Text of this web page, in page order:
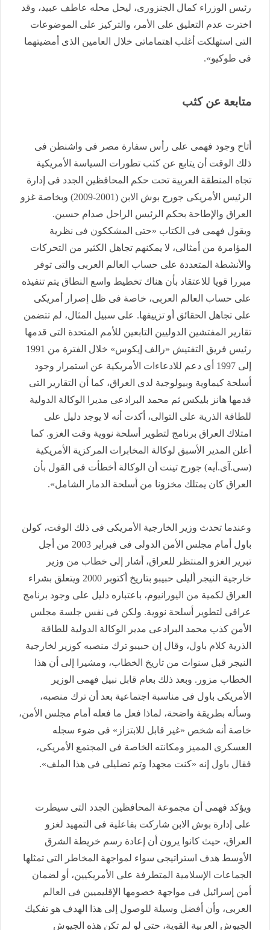
رئيس الوزراء كمال الجنزورى، ليحل محله عاطف عبيد، وقد
اخترت عدم التعليق على الأمر، والتركيز على الموضوعات
التى استهلكت أغلب اهتماماتى خلال العامين الذى أمضيتهما
فى طوكيو».
متابعة عن كثب
أتاح وجود فهمى على رأس سفارة مصر فى واشنطن فى
ذلك الوقت أن يتابع عن كثب تطورات السياسة الأمريكية
تجاه المنطقة العربية تحت حكم المحافظين الجدد فى إدارة
الرئيس الأمريكى جورج بوش الابن (2001-2009) وبخاصة غزو
العراق والإطاحة بحكم الرئيس الراحل صدام حسين.
ويقول فهمى فى الكتاب «حتى المشككون فى نظرية
المؤامرة من أمثالى، لا يمكنهم تجاهل الكثير من التحركات
والأنشطة المتعددة على حساب العالم العربى والتى توفر
مبررا قويا للاعتقاد بأن هناك تخطيط واسع النطاق يتم تنفيذه
على حساب العالم العربى، خاصة فى ظل إصرار أمريكى
على تجاهل الحقائق أو تزييفها. على سبيل المثال، لم تتضمن
تقارير المفتشين الدوليين التابعين للأمم المتحدة التى قدمها
رئيس فريق التفتيش «رالف إيكوس» خلال الفترة من 1991
إلى 1997 أى دعم للادعاءات الأمريكية عن استمرار وجود
أسلحة كيماوية وبيولوجية لدى العراق، كما أن التقارير التى
قدمها هانز بليكس ثم محمد البرادعى مديرا الوكالة الدولية
للطاقة الذرية على التوالى، أكدت أنه لا يوجد دليل على
امتلاك العراق برنامج لتطوير أسلحة نووية وقت الغزو. كما
أعلن المدير الأسبق لوكالة المخابرات المركزية الأمريكية
(سى.آى.أيه) جورج تينت أن الوكالة أخطأت فى القول بأن
العراق كان يمتلك مخزونا من أسلحة الدمار الشامل».
وعندما تحدث وزير الخارجية الأمريكى فى ذلك الوقت، كولن
باول أمام مجلس الأمن الدولى فى فبراير 2003 من أجل
تبرير الغزو المنتظر للعراق، أشار إلى خطاب من وزير
خارجية النيجر أليلى حبيبو بتاريخ أكتوبر 2000 ويتعلق بشراء
العراق لكمية من اليورانيوم، باعتباره دليل على وجود برنامج
عراقى لتطوير أسلحة نووية. ولكن فى نفس جلسة مجلس
الأمن كذب محمد البرادعى مدير الوكالة الدولية للطاقة
الذرية كلام باول، وقال إن حبيبو ترك منصبه كوزير لخارجية
النيجر قبل سنوات من تاريخ الخطاب، ومشيرا إلى أن هذا
الخطاب مزور. وبعد ذلك بعام قابل نبيل فهمى الوزير
الأمريكى باول فى مناسبة اجتماعية بعد أن ترك منصبه،
وسأله بطريقة واضحة، لماذا فعل ما فعله أمام مجلس الأمن،
خاصة أنه شخص «غير قابل للابتزاز» فى ضوء سجله
العسكرى المميز ومكانته الخاصة فى المجتمع الأمريكى،
فقال باول إنه «كنت مجهدا وتم تضليلى فى هذا الملف».
ويؤكد فهمى أن مجموعة المحافظين الجدد التى سيطرت
على إدارة بوش الابن شاركت بفاعلية فى التمهيد لغزو
العراق، حيث كانوا يرون أن إعادة رسم خريطة الشرق
الأوسط هدف استراتيجى سواء لمواجهة المخاطر التى تمثلها
الجماعات الإسلامية المتطرفة على الأمريكيين، أو لضمان
أمن إسرائيل فى مواجهة خصومها الإقليميين فى العالم
العربى، وأن أفضل وسيلة للوصول إلى هذا الهدف هو تفكيك
الجيوش العربية القوية، حتى لو لم تكن هذه الجيوش